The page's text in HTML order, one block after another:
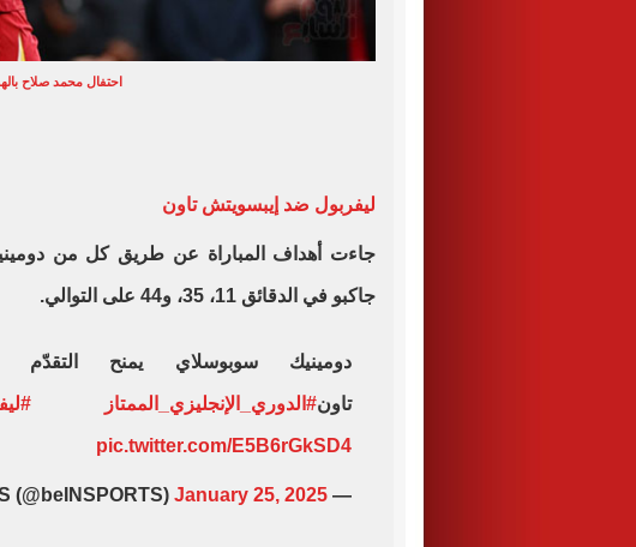
احتفال محمد صلاح
ليفربول ضد إيبسويتش تاون
جاءت أهداف المباراة عن طريق كل من
جاكبو في الدقائق 11، 35، و44 على التوالي.
دومينيك سوبوسلاي يمنح التقدّم
تاون#الدوري_الإنجليزي_الممتاز
pic.twitter.com/E5B6rGkSD4
— beIN SPORTS (@beINSPORTS)
January 25, 2025